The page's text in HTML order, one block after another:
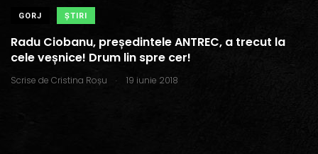
GORJ ŞTIRI
Radu Ciobanu, președintele ANTREC, a trecut la
cele veșnice! Drum lin spre cer!
Scrise de Cristina Roșu . 19 iunie 2018